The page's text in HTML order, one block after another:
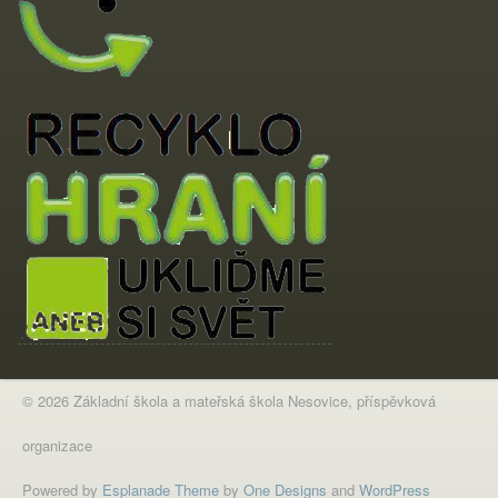
© 2026 Základní škola a mateřská škola Nesovice, příspěvková
organizace
Powered by Esplanade Theme by One Designs and WordPress